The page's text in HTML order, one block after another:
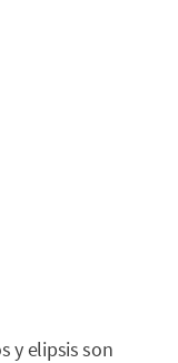
y elipsis son